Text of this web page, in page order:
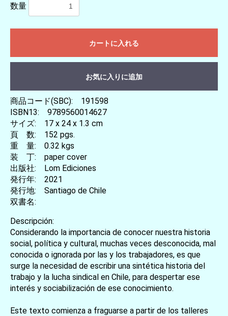
数量
カートに入れる
お気に入りに追加
商品コード(SBC): 191598
ISBN13: 9789560014627
サイズ: 17 x 24 x 1.3 cm
頁 数: 152 pgs.
重 量: 0.32 kgs
装 丁: paper cover
出版社: Lom Ediciones
発行年: 2021
発行地: Santiago de Chile
双書名:
Descripción:
Considerando la importancia de conocer nuestra historia
social, política y cultural, muchas veces desconocida, mal
conocida o ignorada por las y los trabajadores, es que
surge la necesidad de escribir una sintética historia del
trabajo y la lucha sindical en Chile, para despertar ese
interés y sociabilización de ese conocimiento.
Este texto comienza a fraguarse a partir de los talleres